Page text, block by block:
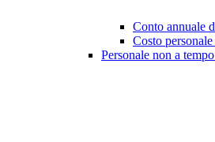
Conto annuale
Costo
Personale non a